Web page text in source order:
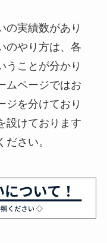
の実績数があり
のやり方は、各
うことが分かり
ムページではお
ジを分けており
設けております
さい。